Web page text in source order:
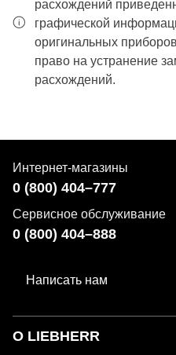
расхождений
графической
оригинальных
право на устранение
расхождений.
Интернет-магазины
0 (800) 404–777
Сервисное обслуживание
0 (800) 404–888
Написать нам
О LIEBHERR